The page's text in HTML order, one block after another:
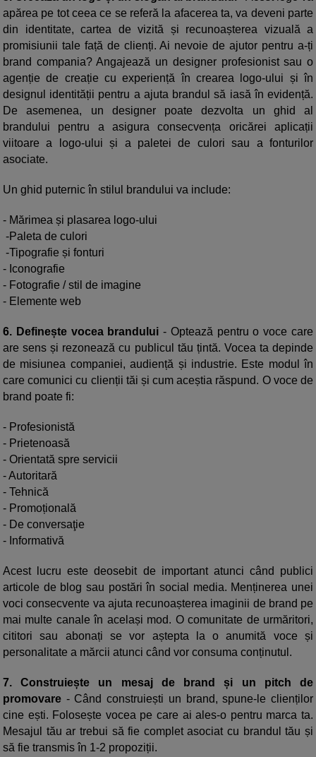
apărea pe tot ceea ce se referă la afacerea ta, va deveni parte
din identitate, cartea de vizită și recunoașterea vizuală a
promisiunii tale față de clienți. Ai nevoie de ajutor pentru a-ți
brand compania? Angajează un designer profesionist sau o
agenție de creație cu experiență în crearea logo-ului și în
designul identității pentru a ajuta brandul să iasă în evidență.
De asemenea, un designer poate dezvolta un ghid al
brandului pentru a asigura consecvența oricărei aplicații
viitoare a logo-ului și a paletei de culori sau a fonturilor
asociate.
Un ghid puternic în stilul brandului va include:
- Mărimea și plasarea logo-ului
-Paleta de culori
-Tipografie și fonturi
- Iconografie
- Fotografie / stil de imagine
- Elemente web
6. Definește vocea brandului - Optează pentru o voce care
are sens și rezonează cu publicul tău țintă. Vocea ta depinde
de misiunea companiei, audiență și industrie. Este modul în
care comunici cu clienții tăi și cum aceștia răspund. O voce de
brand poate fi:
- Profesionistă
- Prietenoasă
- Orientată spre servicii
- Autoritară
- Tehnică
- Promoțională
- De conversaţie
- Informativă
Acest lucru este deosebit de important atunci când publici
articole de blog sau postări în social media. Menținerea unei
voci consecvente va ajuta recunoașterea imaginii de brand pe
mai multe canale în același mod. O comunitate de urmăritori,
cititori sau abonați se vor aștepta la o anumită voce și
personalitate a mărcii atunci când vor consuma conținutul.
7. Construiește un mesaj de brand și un pitch de
promovare - Când construiești un brand, spune-le clienților
cine ești. Folosește vocea pe care ai ales-o pentru marca ta.
Mesajul tău ar trebui să fie complet asociat cu brandul tău și
să fie transmis în 1-2 propoziții.